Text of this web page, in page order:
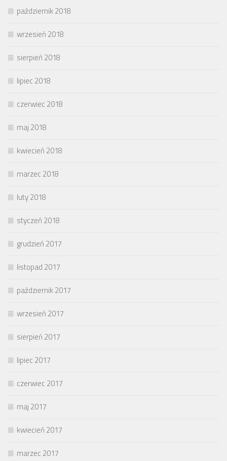
październik 2018
wrzesień 2018
sierpień 2018
lipiec 2018
czerwiec 2018
maj 2018
kwiecień 2018
marzec 2018
luty 2018
styczeń 2018
grudzień 2017
listopad 2017
październik 2017
wrzesień 2017
sierpień 2017
lipiec 2017
czerwiec 2017
maj 2017
kwiecień 2017
marzec 2017